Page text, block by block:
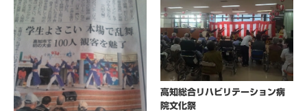
高知総合リハビリテーション病
院文化祭